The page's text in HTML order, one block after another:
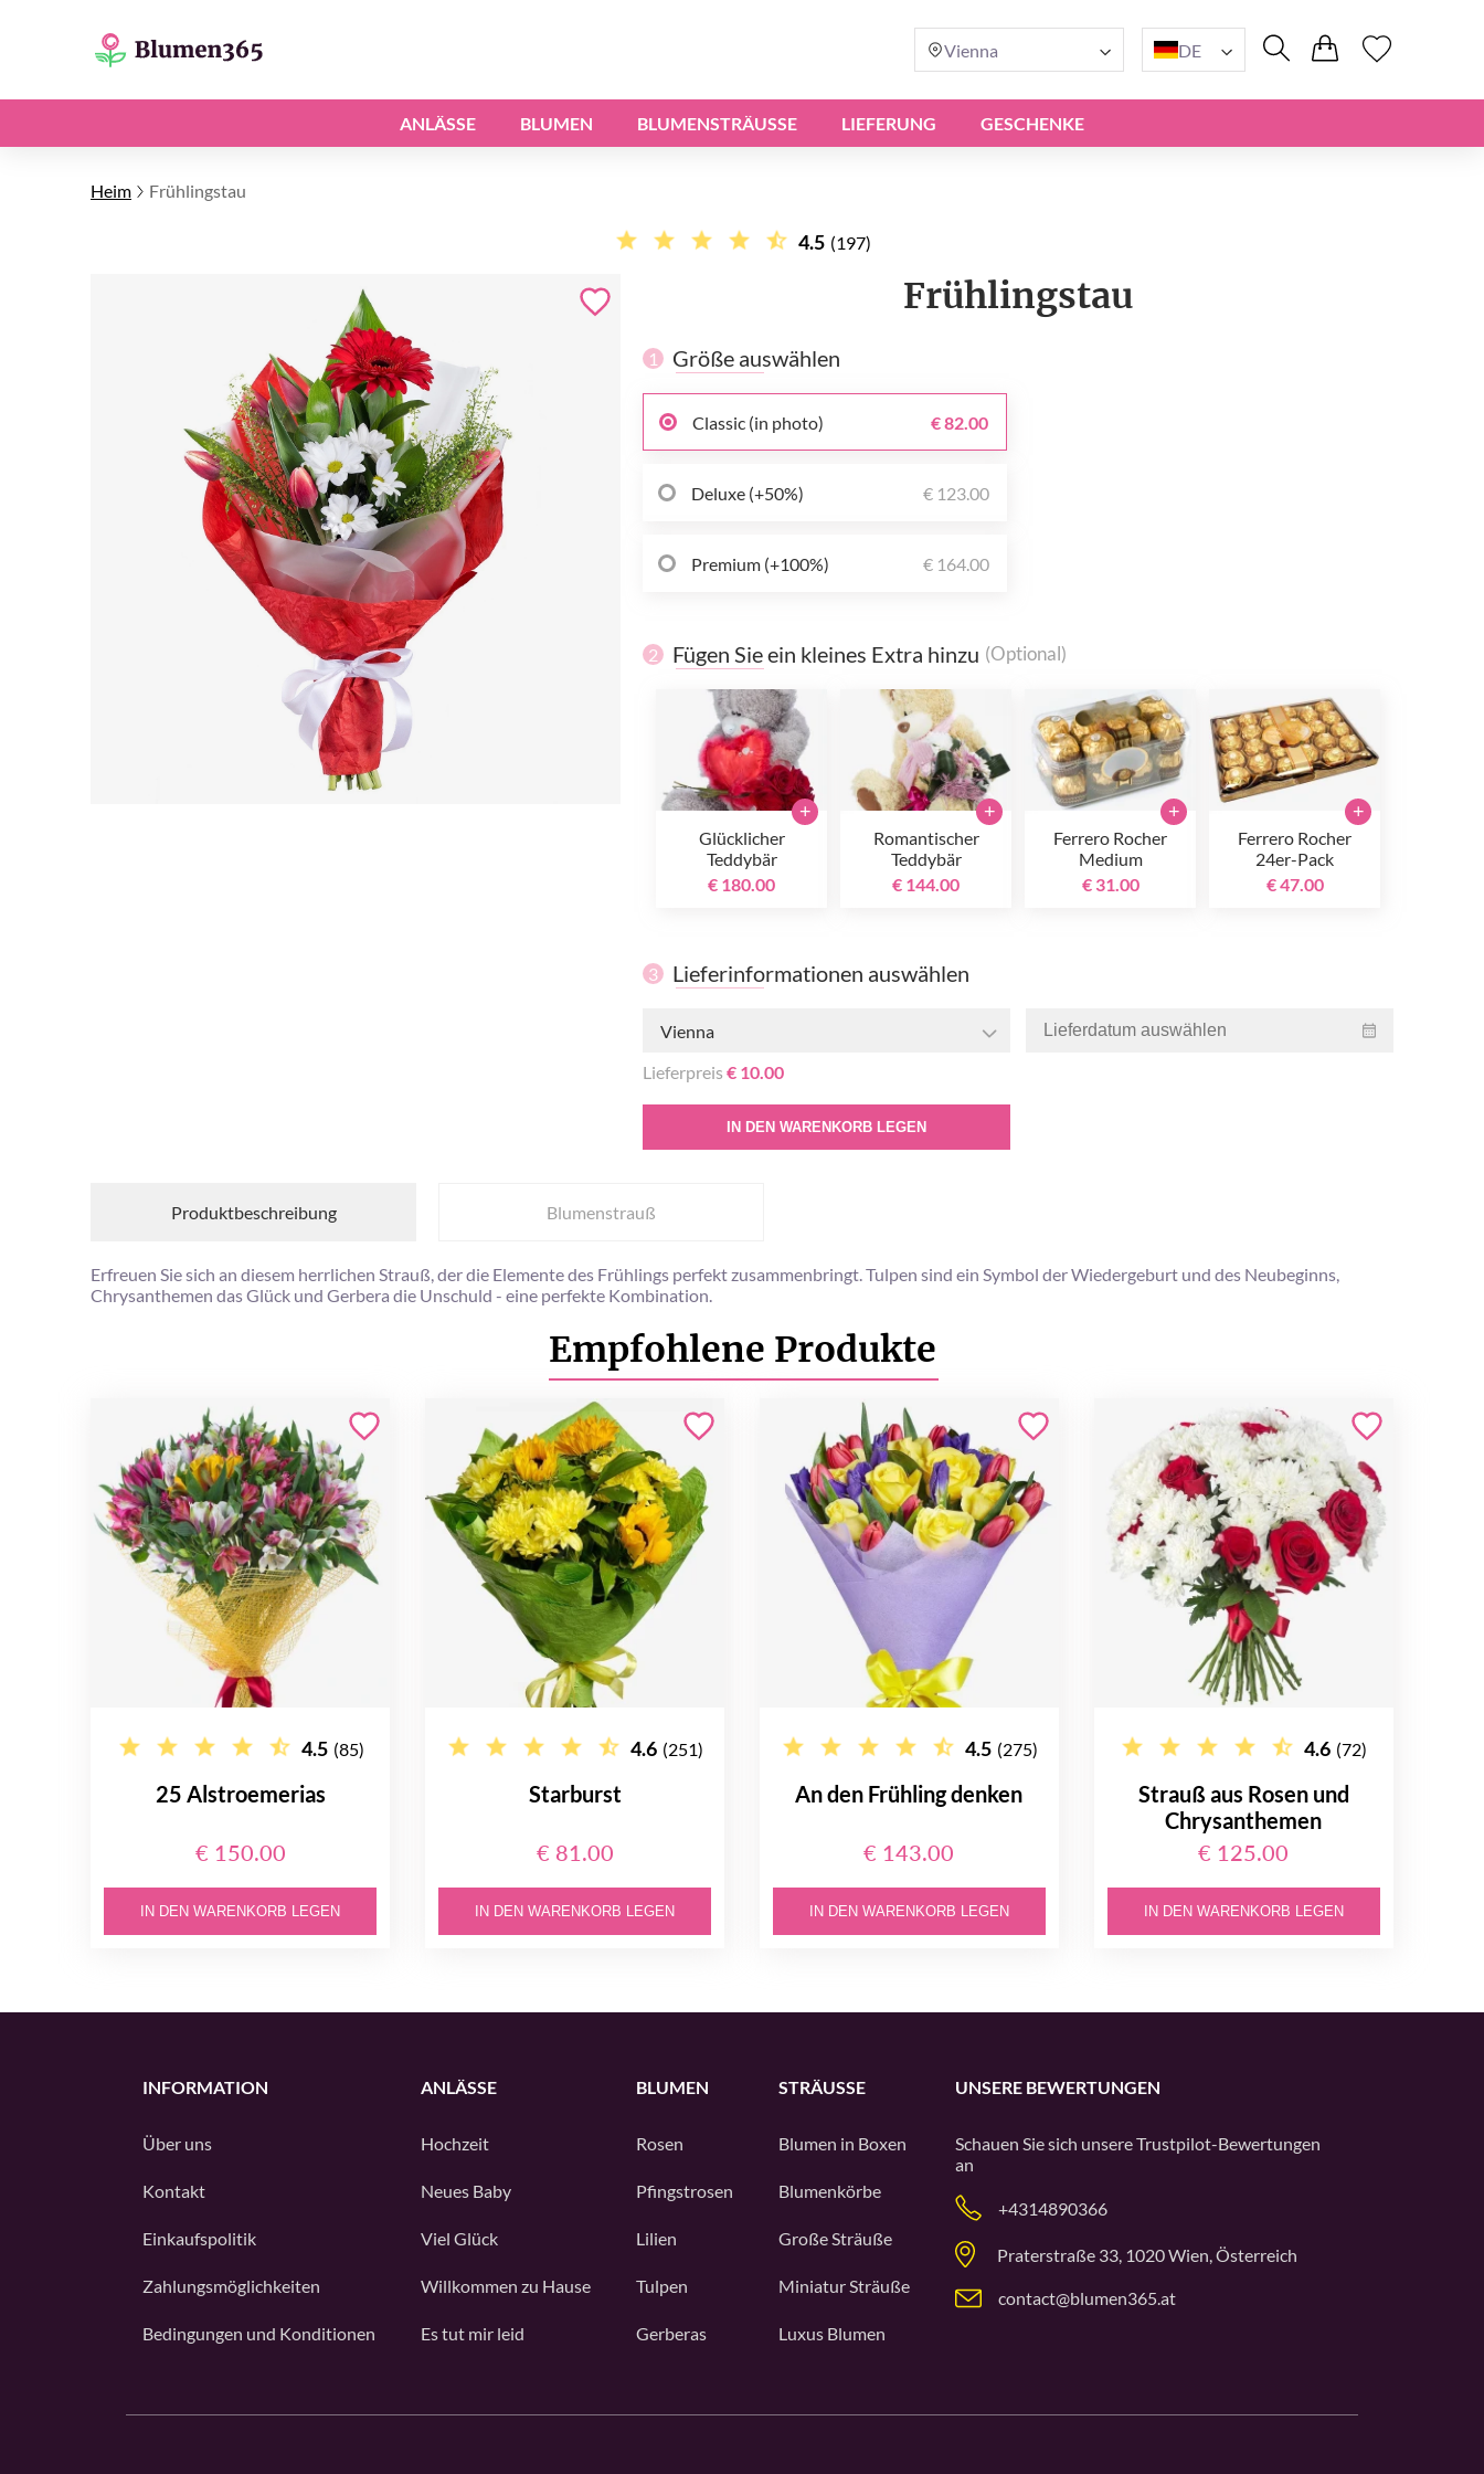
Vienna DE
ANLÄSSE BLUMEN BLUMENSTRÄUSSE LIEFERUNG GESCHENKE
Heim Frühlingstau
4.5 (197)
Frühlingstau
1 Größe auswählen
Classic (in photo) € 82.00
Deluxe (+50%) € 123.00
Premium (+100%) € 164.00
2 Fügen Sie ein kleines Extra hinzu (Optional)
Glücklicher
Teddybär
€ 180.00
+
Romantischer
Teddybär
€ 144.00
+
Ferrero Rocher
Medium
€ 31.00
+
Ferrero Rocher
24er-Pack
€ 47.00
+
3 Lieferinformationen auswählen
Vienna
Lieferpreis€ 10.00
IN DEN WARENKORB LEGEN
Produktbeschreibung Blumenstrauß
Erfreuen Sie sich an diesem herrlichen Strauß, der die Elemente des Frühlings perfekt zusammenbringt. Tulpen sind ein Symbol der Wiedergeburt und des Neubeginns,
Chrysanthemen das Glück und Gerbera die Unschuld - eine perfekte Kombination.
Empfohlene Produkte
4.5 (85)
25 Alstroemerias
€ 150.00
IN DEN WARENKORB LEGEN
4.6 (251)
Starburst
€ 81.00
IN DEN WARENKORB LEGEN
4.5 (275)
An den Frühling denken
€ 143.00
IN DEN WARENKORB LEGEN
4.6 (72)
Strauß aus Rosen und
Chrysanthemen
€ 125.00
IN DEN WARENKORB LEGEN
INFORMATION
Über uns
Kontakt
Einkaufspolitik
Zahlungsmöglichkeiten
Bedingungen und Konditionen
ANLÄSSE
Hochzeit
Neues Baby
Viel Glück
Willkommen zu Hause
Es tut mir leid
BLUMEN
Rosen
Pfingstrosen
Lilien
Tulpen
Gerberas
STRÄUSSE
Blumen in Boxen
Blumenkörbe
Große Sträuße
Miniatur Sträuße
Luxus Blumen
UNSERE BEWERTUNGEN
Schauen Sie sich unsereTrustpilot-Bewertungen
an
+4314890366
Praterstraße 33, 1020 Wien, Österreich
contact@blumen365.at